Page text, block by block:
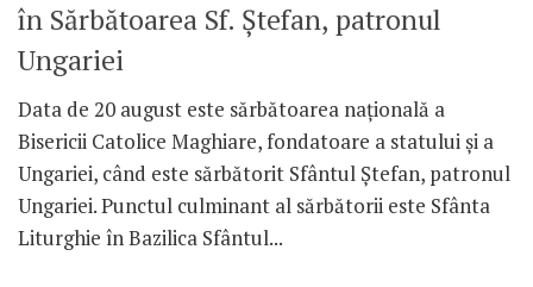
în Sărbătoarea Sf. Ștefan, patronul
Ungariei
Data de 20 august este sărbătoarea națională a
Bisericii Catolice Maghiare, fondatoare a statului și a
Ungariei, când este sărbătorit Sfântul Ștefan, patronul
Ungariei. Punctul culminant al sărbătorii este Sfânta
Liturghie în Bazilica Sfântul...